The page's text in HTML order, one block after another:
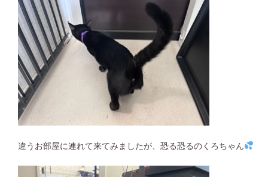
違うお部屋に連れて来てみましたが、恐る恐るのくろちゃん